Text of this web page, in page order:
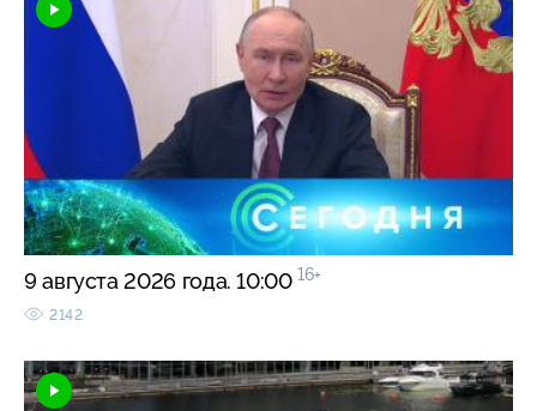
9 августа 2026 года. 10:00 16+
2142